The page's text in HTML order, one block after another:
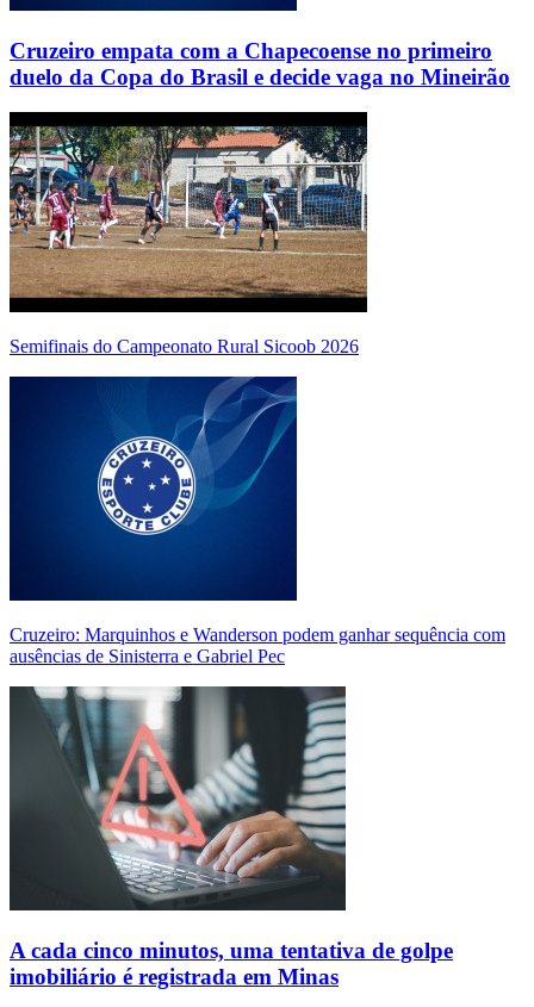
Cruzeiro empata com a Chapecoense no primeiro
duelo da Copa do Brasil e decide vaga no Mineirão
Semifinais do Campeonato Rural Sicoob 2026
Cruzeiro: Marquinhos e Wanderson podem ganhar sequência com
ausências de Sinisterra e Gabriel Pec
A cada cinco minutos, uma tentativa de golpe
imobiliário é registrada em Minas